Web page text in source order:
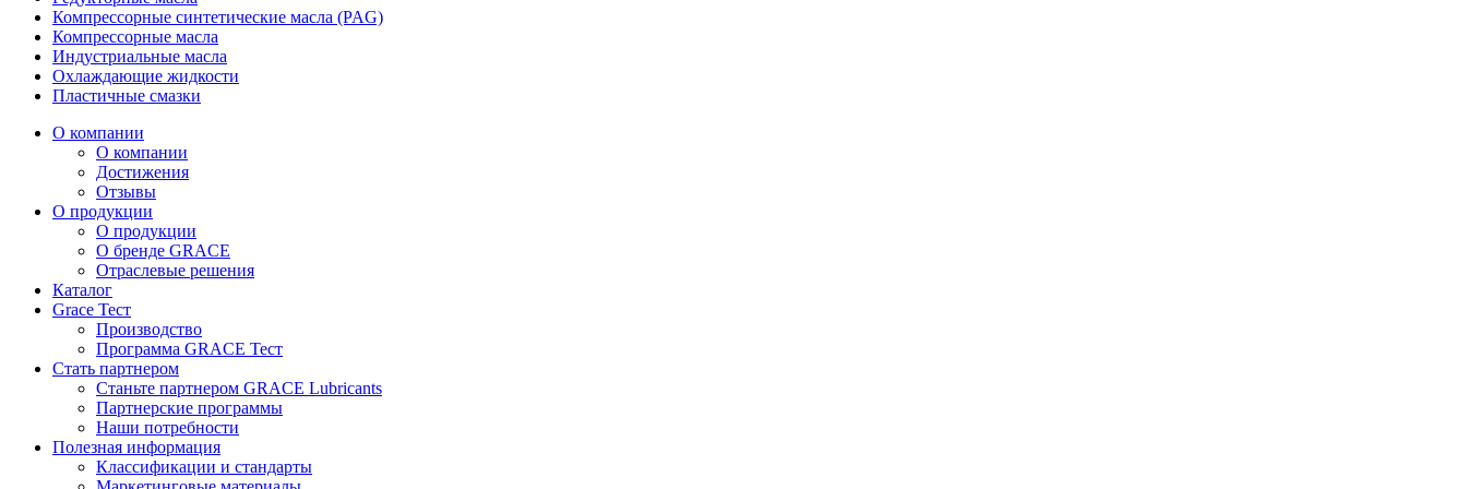
Компрессорные синтетические масла (PAG)
Компрессорные масла
Индустриальные масла
Охлаждающие жидкости
Пластичные смазки
О компании
О компании
Достижения
Отзывы
О продукции
О продукции
О бренде GRACE
Отраслевые решения
Каталог
Grace Тест
Производство
Программа GRACE Тест
Стать партнером
Станьте партнером GRACE Lubricants
Партнерские программы
Наши потребности
Полезная информация
Классификации и стандарты